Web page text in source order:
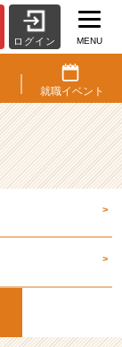
ログイン MENU
就職イベント
>
>